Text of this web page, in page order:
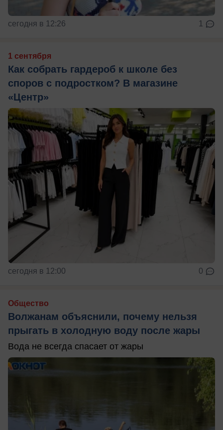
сегодня в 12:26 1
1 сентября
Как собрать гардероб к школе без
споров с подростком? В магазине
«Центр»
сегодня в 12:00 0
Общество
Волжанам объяснили, почему нельзя
прыгать в холодную воду после жары
Вода не всегда спасает от жары